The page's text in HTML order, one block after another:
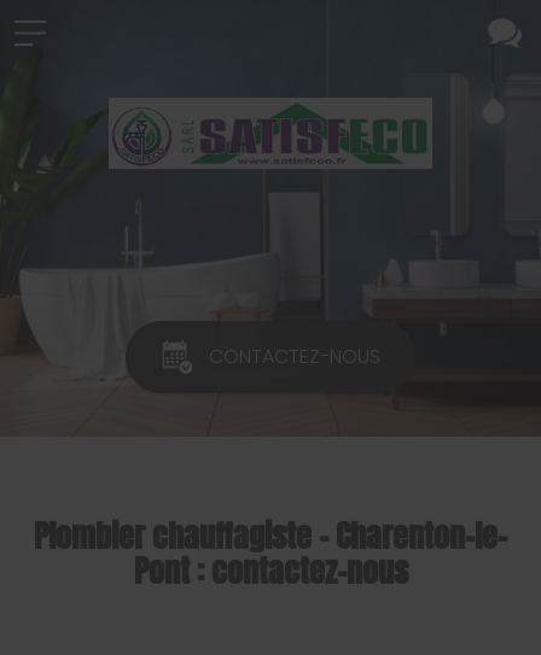
CONTACTEZ-NOUS
Plombier chauffagiste - Charenton-le-
Pont : contactez-nous